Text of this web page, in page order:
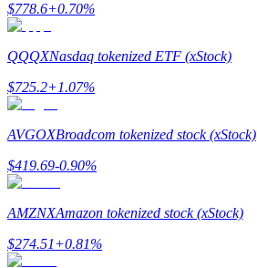
Estacamento
Altos retornos e acesso instantâneo
$778.6+0.70%
QQQXNasdaq tokenized ETF (xStock)
$725.2+1.07%
AVGOXBroadcom tokenized stock (xStock)
$419.69-0.90%
AMZNXAmazon tokenized stock (xStock)
$274.51+0.81%